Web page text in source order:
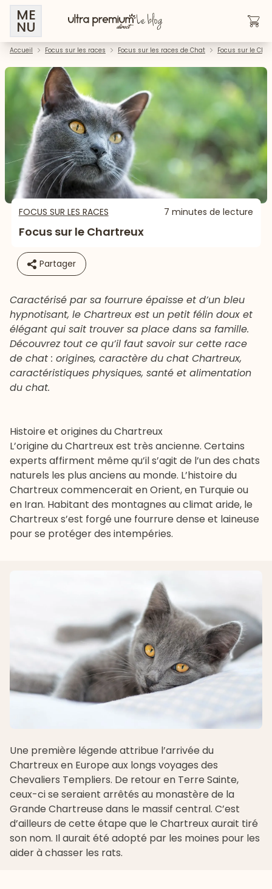
ME
NU
Accueil Focus sur les races Focus sur les races de Chat Focus sur le
FOCUS SUR LES RACES 7 minutes de lecture
Focus sur le Chartreux
Partager
Caractérisé par sa fourrure épaisse et d’un bleu
hypnotisant, le Chartreux est un petit félin doux et
élégant qui sait trouver sa place dans sa famille.
Découvrez tout ce qu’il faut savoir sur cette race
de chat : origines, caractère du chat Chartreux,
caractéristiques physiques, santé et alimentation
du chat.
Histoire et origines du Chartreux
L’origine du Chartreux est très ancienne. Certains
experts affirment même qu’il s’agit de l’un des chats
naturels les plus anciens au monde. L’histoire du
Chartreux commencerait en Orient, en Turquie ou
en Iran. Habitant des montagnes au climat aride, le
Chartreux s’est forgé une fourrure dense et laineuse
pour se protéger des intempéries.
Une première légende attribue l’arrivée du
Chartreux en Europe aux longs voyages des
Chevaliers Templiers. De retour en Terre Sainte,
ceux-ci se seraient arrêtés au monastère de la
Grande Chartreuse dans le massif central. C’est
d’ailleurs de cette étape que le Chartreux aurait tiré
son nom. Il aurait été adopté par les moines pour les
aider à chasser les rats.